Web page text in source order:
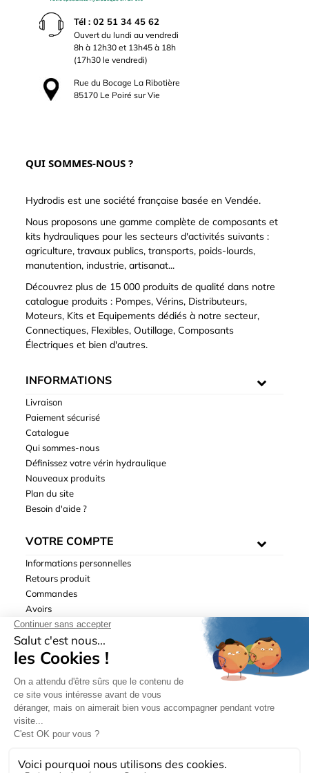
Tél : 02 51 34 45 62
Ouvert du lundi au vendredi
8h à 12h30 et 13h45 à 18h
(17h30 le vendredi)
Rue du Bocage La Ribotière
85170 Le Poiré sur Vie
QUI SOMMES-NOUS ?
Hydrodis est une société française basée en Vendée.
Nous proposons une gamme complète de composants et
kits hydrauliques pour les secteurs d'activités suivants :
agriculture, travaux publics, transports, poids-lourds,
manutention, industrie, artisanat...
Découvrez plus de 15 000 produits de qualité dans notre
catalogue produits : Pompes, Vérins, Distributeurs,
Moteurs, Kits et Equipements dédiés à notre secteur,
Connectiques, Flexibles, Outillage, Composants
Électriques et bien d'autres.
INFORMATIONS
Livraison
Paiement sécurisé
Catalogue
Qui sommes-nous
Définissez votre vérin hydraulique
Nouveaux produits
Plan du site
Besoin d'aide ?
VOTRE COMPTE
Informations personnelles
Retours produit
Commandes
Avoirs
Adresses
Bons de réduction
de ventes| © Hydrodis 2003-2026. Tous droits réservés